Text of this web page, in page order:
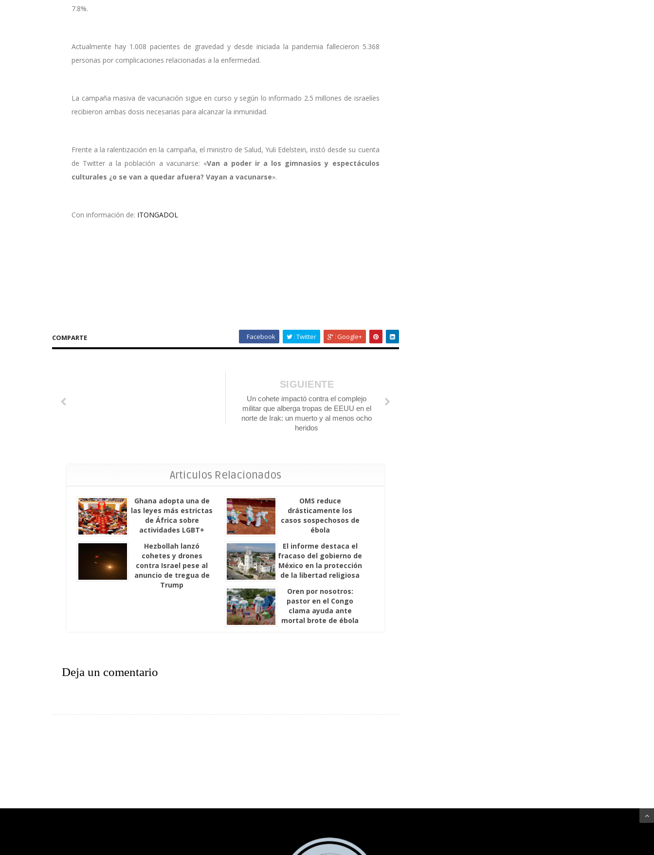
7.8%.
Actualmente hay 1.008 pacientes de gravedad y desde iniciada la pandemia fallecieron 5.368
personas por complicaciones relacionadas a la enfermedad.
La campaña masiva de vacunación sigue en curso y según lo informado 2.5 millones de israelíes
recibieron ambas dosis necesarias para alcanzar la inmunidad.
Frente a la ralentización en la campaña, el ministro de Salud, Yuli Edelstein, instó desde su cuenta
de Twitter a la población a vacunarse: «Van a poder ir a los gimnasios y espectáculos
culturales ¿o se van a quedar afuera? Vayan a vacunarse».
Con información de: ITONGADOL
COMPARTE Facebook Twitter Google+
SIGUIENTE
Un cohete impactó contra el complejo
militar que alberga tropas de EEUU en el
norte de Irak: un muerto y al menos ocho
heridos
Articulos Relacionados
Ghana adopta una de
las leyes más estrictas
de África sobre
actividades LGBT+
OMS reduce
drásticamente los
casos sospechosos de
ébola
Hezbollah lanzó
cohetes y drones
contra Israel pese al
anuncio de tregua de
Trump
El informe destaca el
fracaso del gobierno de
México en la protección
de la libertad religiosa
Oren por nosotros:
pastor en el Congo
clama ayuda ante
mortal brote de ébola
Deja un comentario